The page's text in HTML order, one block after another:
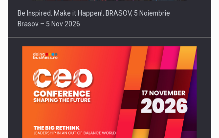
Be Inspired. Make it Happen!, BRASOV, 5 Noiembrie
Brasov – 5 Nov 2026